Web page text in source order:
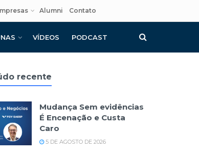
Alumni Contato
VÍDEOS PODCAST
recente
Mudança Sem evidências
É Encenação e Custa
Caro
5 DE AGOSTO DE 2026